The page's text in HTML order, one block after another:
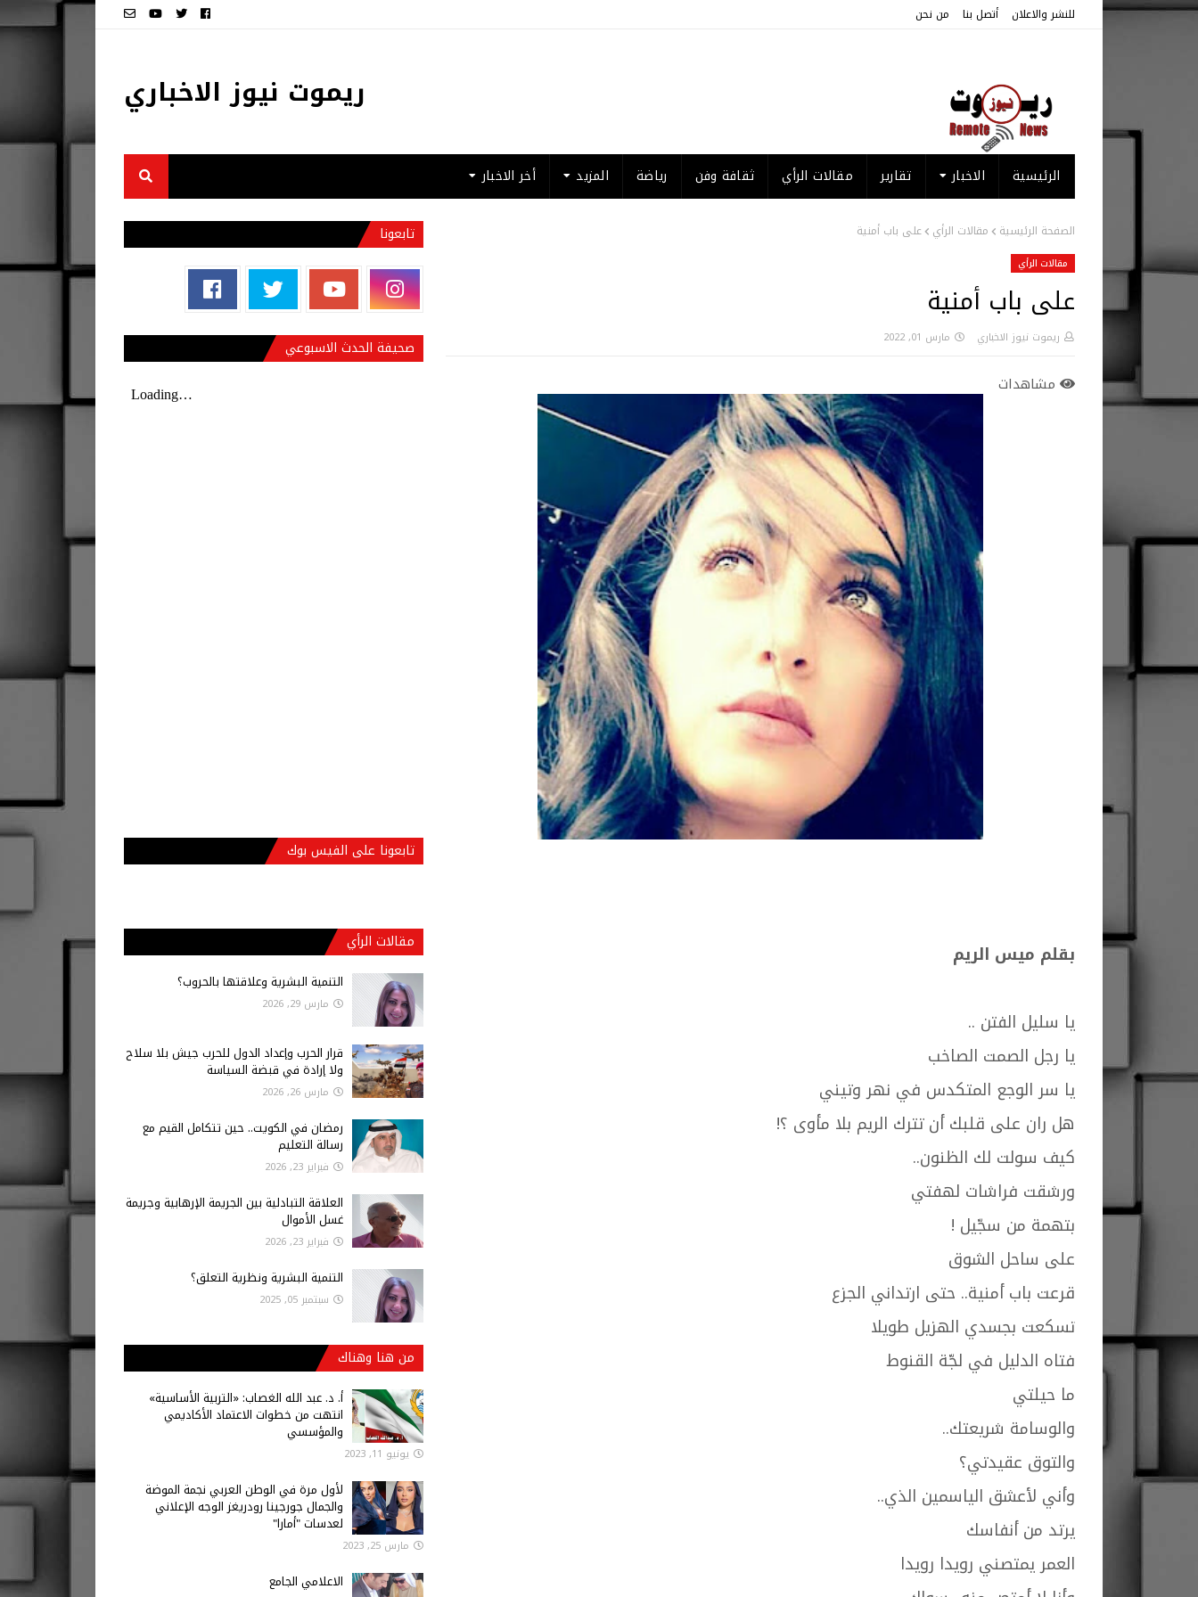
للنشر والاعلان أتصل بنا من نحن
ريموت نيوز الاخباري
الرئيسية الاخبار تقارير مقالات الرأي ثقافة وفن رياضة المزيد أخر الاخبار
الصفحة الرئيسية مقالات الرأي على باب أمنية
مقالات الرأي
على باب أمنية
ريموت نيوز الاخباري مارس 01, 2022
مشاهدات
بقلم ميس الريم
يا سليل الفتن ..
يا رجل الصمت الصاخب
يا سر الوجع المتكدس في نهر وتيني
هل ران على قلبك أن تترك الريم بلا مأوى ؟!
كيف سولت لك الظنون..
ورشقت فراشات لهفتي
بتهمة من سجّيل !
على ساحل الشوق
قرعت باب أمنية.. حتى ارتداني الجزع
تسكعت بجسدي الهزيل طويلا
فتاه الدليل في لجّة القنوط
ما حيلتي
والوسامة شريعتك..
والتوق عقيدتي؟
وأني لأعشق الياسمين الذي..
يرتد من أنفاسك
العمر يمتصني رويدا رويدا
تابعونا
صحيفة الحدث الاسبوعي
تابعونا على الفيس بوك
مقالات الرأي
التنمية البشرية وعلاقتها بالحروب؟
مارس 29, 2026
قرار الحرب وإعداد الدول للحرب جيش بلا سلاح
ولا إرادة في قبضة السياسة
مارس 26, 2026
رمضان في الكويت.. حين تتكامل القيم مع
رسالة التعليم
فبراير 23, 2026
العلاقة التبادلية بين الجريمة الإرهابية وجريمة
غسل الأموال
فبراير 23, 2026
التنمية البشرية ونظرية التعلق؟
سبتمبر 05, 2025
من هنا وهناك
أ‌. د. عبد الله الغصاب: «التربية الأساسية»
انتهت من خطوات الاعتماد الأكاديمي
والمؤسسي
يونيو 11, 2023
لأول مرة في الوطن العربي نجمة الموضة
والجمال جورجينا رودريغز الوجه الإعلاني
لعدسات "أمارا"
مارس 25, 2023
الاعلامي الجامع